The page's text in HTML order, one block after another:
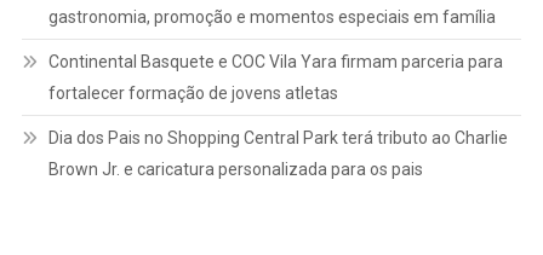
gastronomia, promoção e momentos especiais em família
Continental Basquete e COC Vila Yara firmam parceria para
fortalecer formação de jovens atletas
Dia dos Pais no Shopping Central Park terá tributo ao Charlie
Brown Jr. e caricatura personalizada para os pais